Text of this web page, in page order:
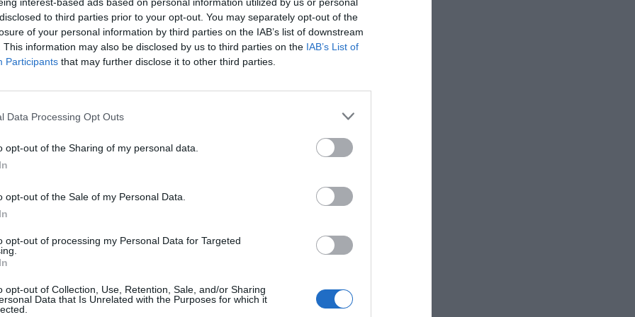
to third parties prior to your opt-out. You may separately opt-out of the
of your personal information by third parties on the IAB’s list of downstream
This information may also be disclosed by us to third parties on the IAB’s List of
Participants that may further disclose it to other third parties.
Data Processing Opt Outs
opt-out of the Sharing of my personal data.
opt-out of the Sale of my Personal Data.
opt-out of processing my Personal Data for Targeted
opt-out of Collection, Use, Retention, Sale, and/or Sharing
Data that Is Unrelated with the Purposes for which it
complemento alimenticio natural
seguridad y trazabilidad
de comunicaciones para el 24